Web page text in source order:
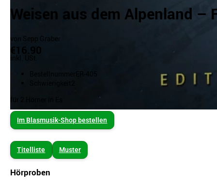
Weisen aus dem Alpenland –
von Sepp Graber
€16.90
inkl. USt.
Bestellnummer ER-405
für 2 Hörner in Es
Im Blasmusik-Shop bestellen
Titelliste Muster
Hörproben